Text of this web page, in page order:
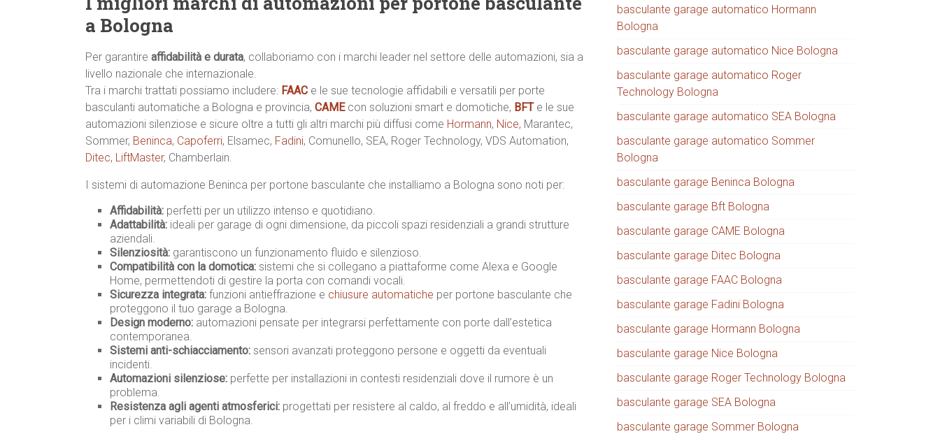
a Bologna
Per garantire affidabilità e durata, collaboriamo con i marchi leader nel settore delle automazioni, sia a
livello nazionale che internazionale.
Tra i marchi trattati possiamo includere: FAAC e le sue tecnologie affidabili e versatili per porte
basculanti automatiche a Bologna e provincia, CAME con soluzioni smart e domotiche, BFT e le sue
automazioni silenziose e sicure oltre a tutti gli altri marchi più diffusi come Hormann, Nice, Marantec,
Sommer, Beninca, Capoferri, Elsamec, Fadini, Comunello, SEA, Roger Technology, VDS Automation,
Ditec, LiftMaster, Chamberlain.
I sistemi di automazione Beninca per portone basculante che installiamo a Bologna sono noti per:
Affidabilità: perfetti per un utilizzo intenso e quotidiano.
Adattabilità: ideali per garage di ogni dimensione, da piccoli spazi residenziali a grandi strutture
aziendali.
Silenziosità: garantiscono un funzionamento fluido e silenzioso.
Compatibilità con la domotica: sistemi che si collegano a piattaforme come Alexa e Google
Home, permettendoti di gestire la porta con comandi vocali.
Sicurezza integrata: funzioni antieffrazione e chiusure automatiche per portone basculante che
proteggono il tuo garage a Bologna.
Design moderno: automazioni pensate per integrarsi perfettamente con porte dall’estetica
contemporanea.
Sistemi anti-schiacciamento: sensori avanzati proteggono persone e oggetti da eventuali
incidenti.
Automazioni silenziose: perfette per installazioni in contesti residenziali dove il rumore è un
problema.
Resistenza agli agenti atmosferici: progettati per resistere al caldo, al freddo e all’umidità, ideali
per i climi variabili di Bologna.
basculante garage automatico Hormann
Bologna
basculante garage automatico Nice Bologna
basculante garage automatico Roger
Technology Bologna
basculante garage automatico SEA Bologna
basculante garage automatico Sommer
Bologna
basculante garage Beninca Bologna
basculante garage Bft Bologna
basculante garage CAME Bologna
basculante garage Ditec Bologna
basculante garage FAAC Bologna
basculante garage Fadini Bologna
basculante garage Hormann Bologna
basculante garage Nice Bologna
basculante garage Roger Technology Bologna
basculante garage SEA Bologna
basculante garage Sommer Bologna